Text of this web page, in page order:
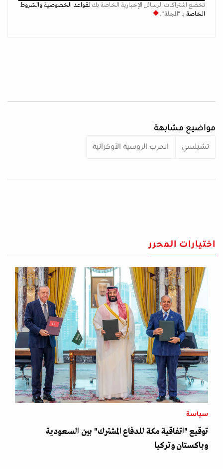
تخضع اشتراكات الرسائل الإخبارية الخاصة بكلقواعد الخصوصيةوالشروط
الخاصة بـ “المجلة".
مواضيع مشابهة
تشيلسي الحرب الروسية الأوكرانية
اختيارات المحرر
سياسة
توقيع "اتفاقية مكة للدفاع المشترك" بين السعودية
وباكستان وتركيا